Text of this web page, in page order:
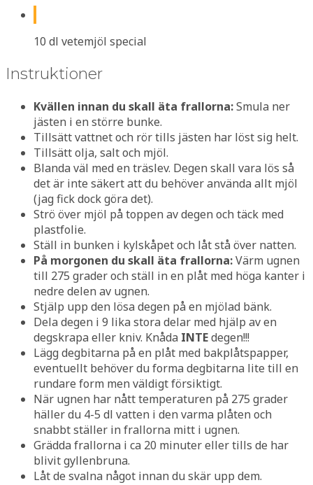
10 dl vetemjöl special
Instruktioner
Kvällen innan du skall äta frallorna:Smula ner
jästen i en större bunke.
Tillsätt vattnet och rör tills jästen har löst sig helt.
Tillsätt olja, salt och mjöl.
Blanda väl med en träslev. Degen skall vara lös så
det är inte säkert att du behöver använda allt mjöl
(jag fick dock göra det).
Strö över mjöl på toppen av degen och täck med
plastfolie.
Ställ in bunken i kylskåpet och låt stå över natten.
På morgonen du skall äta frallorna:Värm ugnen
till 275 grader och ställ in en plåt med höga kanter i
nedre delen av ugnen.
Stjälp upp den lösa degen på en mjölad bänk.
Dela degen i 9 lika stora delar med hjälp av en
degskrapa eller kniv. Knåda INTEdegen!!!
Lägg degbitarna på en plåt med bakplåtspapper,
eventuellt behöver du forma degbitarna lite till en
rundare form men väldigt försiktigt.
När ugnen har nått temperaturen på 275 grader
häller du 4-5 dl vatten i den varma plåten och
snabbt ställer in frallorna mitt i ugnen.
Grädda frallorna i ca 20 minuter eller tills de har
blivit gyllenbruna.
Låt de svalna något innan du skär upp dem.